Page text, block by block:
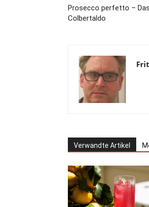
Prosecco perfetto –
Colbertaldo
Verwandte Artikel